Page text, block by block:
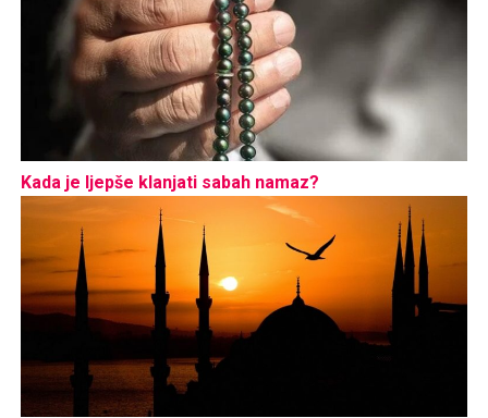
Kada je ljepše klanjati sabah namaz?